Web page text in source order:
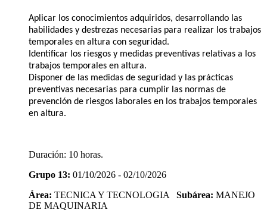
Aplicar los conocimientos adquiridos, desarrollando las
habilidades y destrezas necesarias para realizar los trabajos
temporales en altura con seguridad.
Identificar los riesgos y medidas preventivas relativas a los
trabajos temporales en altura.
Disponer de las medidas de seguridad y las prácticas
preventivas necesarias para cumplir las normas de
prevención de riesgos laborales en los trabajos temporales
en altura.
Duración: 10 horas.
Grupo 13: 01/10/2026 - 02/10/2026
Área: TECNICA Y TECNOLOGIA Subárea: MANEJO
DE MAQUINARIA